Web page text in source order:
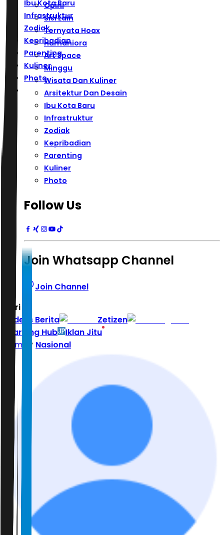
Ibu Kota Baru
Infrastruktur
Zodiak
Kepribadian
Parenting
Kuliner
Photo
Opini
Sisi Lain
Ternyata Hoax
Humaniora
Art Space
Minggu
Wisata Dan Kuliner
Arsitektur Dan Desain
Ibu Kota Baru
Infrastruktur
Zodiak
Kepribadian
Parenting
Kuliner
Photo
Follow Us
Join Whatsapp Channel
Join Channel
Hari ini
Indeks Berita
Zetizen
Learning Hub
Iklan Jitu
Home
Nasional